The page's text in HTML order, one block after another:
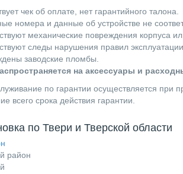
чек об оплате, нет гарантийного талона.
номера и данные об устройстве не
механические повреждения корпуса
следы нарушения правил
заводские пломбы.
на аксессуары и
по гарантии осуществляется при
всего срока действия гарантии.
по Твери и Тверской области
район